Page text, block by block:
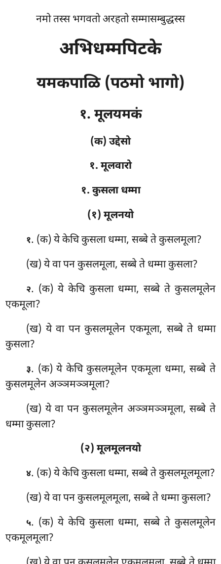
नमो तस्स भगवतो अरहतो सम्मासम्बुद्धस्स
अभिधम्मपिटके
यमकपाळि (पठमो भागो)
१. मूलयमकं
(क) उद्देसो
१. मूलवारो
१. कुसला धम्मा
(१) मूलनयो
१. (क) येकेचि कुसला धम्मा, सब्बे ते कुसलमूला?
(ख) ये वा पन कुसलमूला, सब्बे ते धम्मा कुसला?
२. (क) ये केचि कुसला धम्मा, सब्बे ते कुसलमूलेन
एकमूला?
(ख) ये वा पन कुसलमूलेन एकमूला, सब्बे ते धम्मा
कुसला?
३. (क) ये केचि कुसलमूलेन एकमूला धम्मा, सब्बे ते
कुसलमूलेन अञ्ञमञ्ञमूला?
(ख) ये वा पन कुसलमूलेन अञ्ञमञ्ञमूला, सब्बे ते
धम्मा कुसला?
(२) मूलमूलनयो
४. (क) ये केचि कुसला धम्मा, सब्बे ते कुसलमूलमूला?
(ख) ये वा पन कुसलमूलमूला, सब्बे ते धम्मा कुसला?
५. (क) ये केचि कुसला धम्मा, सब्बे ते कुसलमूलेन
एकमूलमूला?